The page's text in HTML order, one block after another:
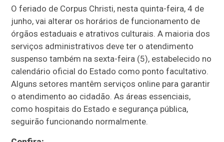
O feriado de Corpus Christi, nesta quinta-feira, 4 de
junho, vai alterar os horários de funcionamento de
órgãos estaduais e atrativos culturais. A maioria dos
serviços administrativos deve ter o atendimento
suspenso também na sexta-feira (5), estabelecido no
calendário oficial do Estado como ponto facultativo.
Alguns setores mantêm serviços online para garantir
o atendimento ao cidadão. As áreas essenciais,
como hospitais do Estado e segurança pública,
seguirão funcionando normalmente.